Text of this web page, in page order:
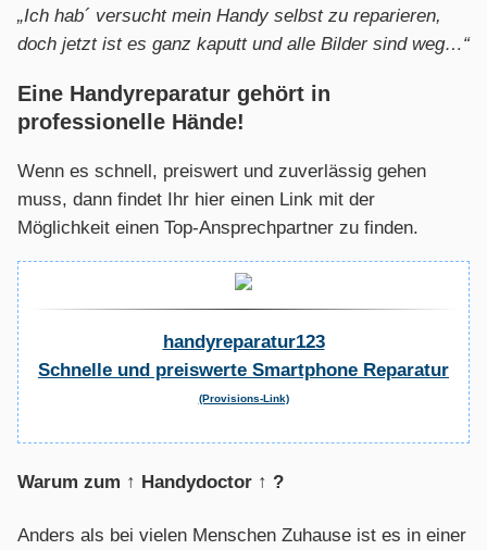
„Ich hab´ versucht mein Handy selbst zu reparieren,
doch jetzt ist es ganz kaputt und alle Bilder sind weg…“
Eine Handyreparatur gehört in
professionelle Hände!
Wenn es schnell, preiswert und zuverlässig gehen
muss, dann findet Ihr hier einen Link mit der
Möglichkeit einen Top-Ansprechpartner zu finden.
handyreparatur123
Schnelle und preiswerte Smartphone Reparatur
(Provisions-Link)
Warum zum ↑ Handydoctor ↑ ?
Anders als bei vielen Menschen Zuhause ist es in einer